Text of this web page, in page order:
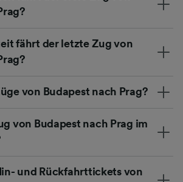
fährt der letzte Zug von
von Budapest nach Prag?
von Budapest nach Prag im
und Rückfahrttickets von